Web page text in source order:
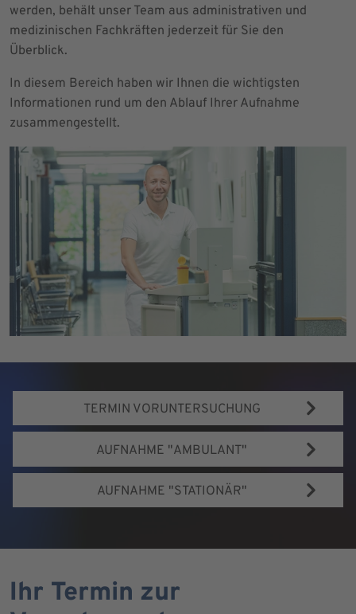
werden, behält unser Team aus administrativen und
medizinischen Fachkräften jederzeit für Sie den
Überblick.
In diesem Bereich haben wir Ihnen die wichtigsten
Informationen rund um den Ablauf Ihrer Aufnahme
zusammengestellt.
TERMIN VORUNTERSUCHUNG
AUFNAHME "AMBULANT"
AUFNAHME "STATIONÄR"
Ihr Termin zur